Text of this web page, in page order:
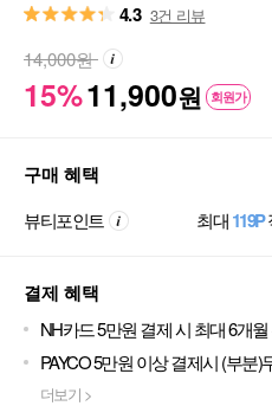
4.3 3건 리뷰
15%11,900원 회원가
14,000원
구매 혜택
뷰티포인트 최대119P
결제 혜택
NH카드 5만원 결제 시 최대 6개
PAYCO 5만원 이상 결제시 (부분)
더보기 >